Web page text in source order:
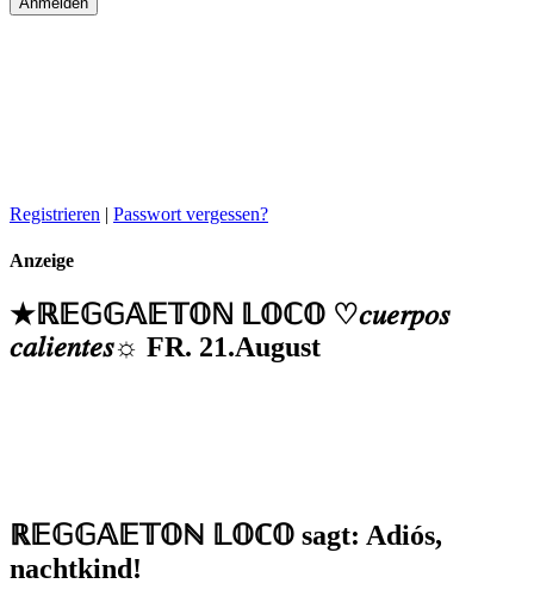
Registrieren | Passwort vergessen?
Anzeige
★ℝ𝔼𝔾𝔾𝔸𝔼𝕋𝕆ℕ 𝕃𝕆ℂ𝕆 ♡𝑐𝑢𝑒𝑟𝑝𝑜𝑠
𝑐𝑎𝑙𝑖𝑒𝑛𝑡𝑒𝑠☼ FR. 21.August
ℝ𝔼𝔾𝔾𝔸𝔼𝕋𝕆ℕ 𝕃𝕆ℂ𝕆 sagt: Adiós,
nachtkind!